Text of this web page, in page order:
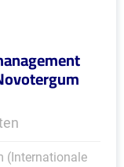
(Internationale